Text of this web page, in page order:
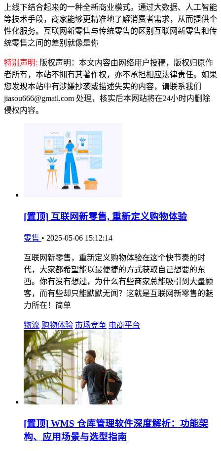
上线下结合起来的一种全新商业模式。通过大数据、人工智能
等技术手段，商家能够更精准地了解消费者需求，从而提供个
性化服务。互联网新零售与传统零售的区别互联网新零售和传
统零售之间的差别就像是你
特别声明: 版权声明：本文内容由网络用户投稿，版权归原作
者所有，本站不拥有其著作权，亦不承担相应法律责任。如果
您发现本站中有涉嫌抄袭或描述失实的内容，请联系我们
jiasou666@gmail.com 处理，核实后本网站将在24小时内删除
侵权内容。
[置顶] 互联网新零售, 重新定义购物体验
零售 • 2025-05-06 15:12:14
互联网新零售，重新定义购物体验在这个快节奏的时
代，大家都希望能以最便捷的方式获取自己想要的东
西。你有没有想过，为什么有些商家总能吸引到大量顾
客，而有些却只能默默无闻？这就是互联网新零售的魅
力所在！简单
物流 购物体验 市场竞争 电商平台
[置顶] WMS 仓库管理软件深度解析：功能架
构、应用场景与选型指南